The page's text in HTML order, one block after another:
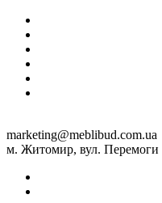
marketing@meblibud.com.ua
м. Житомир, вул. Перемоги